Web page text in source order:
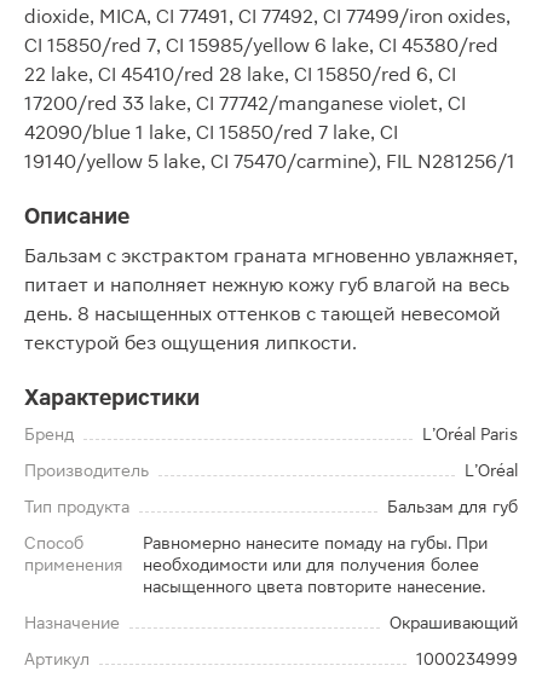
dioxide, MICA, CI 77491, CI 77492, CI 77499/iron oxides,
CI 15850/red 7, CI 15985/yellow 6 lake, CI 45380/red
22 lake, CI 45410/red 28 lake, CI 15850/red 6, CI
17200/red 33 lake, CI 77742/manganese violet, CI
42090/blue 1 lake, CI 15850/red 7 lake, CI
19140/yellow 5 lake, CI 75470/carmine), FIL N281256/1
Описание
Бальзам с экстрактом граната мгновенно увлажняет,
питает и наполняет нежную кожу губ влагой на весь
день. 8 насыщенных оттенков с тающей невесомой
текстурой без ощущения липкости.
Характеристики
Бренд
L’Oréal Paris
Производитель
L’Oréal
Тип продукта
Бальзам для губ
Способ
применения
Равномерно нанесите помаду на губы. При
необходимости или для получения более
насыщенного цвета повторите нанесение.
Назначение
Окрашивающий
Артикул
1000234999